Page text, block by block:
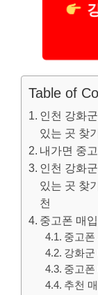
Table of
인천 강화
있는 곳 찾
내가면 중
인천 강화
있는 곳 찾
천
중고폰 매
중고폰
강화군
중고폰
추천